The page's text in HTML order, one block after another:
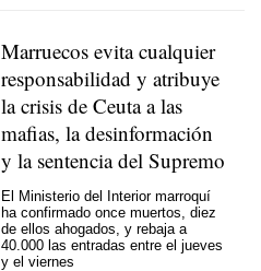
Marruecos evita cualquier
responsabilidad y atribuye
la crisis de Ceuta a las
mafias, la desinformación
y la sentencia del Supremo
El Ministerio del Interior marroquí
ha confirmado once muertos, diez
de ellos ahogados, y rebaja a
40.000 las entradas entre el jueves
y el viernes